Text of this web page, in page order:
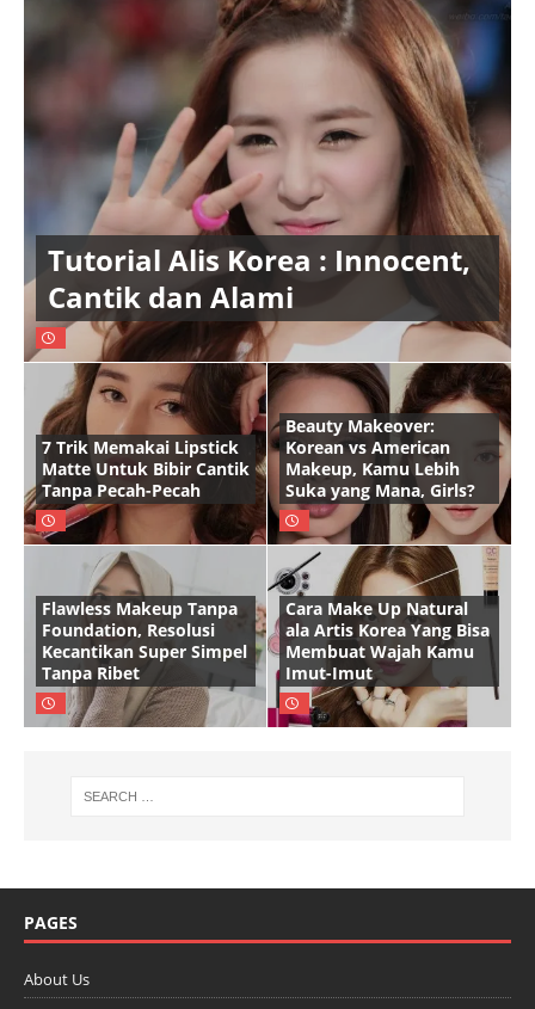
Tutorial Alis Korea : Innocent,
Cantik dan Alami
7 Trik Memakai Lipstick
Matte Untuk Bibir Cantik
Tanpa Pecah-Pecah
Beauty Makeover:
Korean vs American
Makeup, Kamu Lebih
Suka yang Mana, Girls?
Flawless Makeup Tanpa
Foundation, Resolusi
Kecantikan Super Simpel
Tanpa Ribet
Cara Make Up Natural
ala Artis Korea Yang Bisa
Membuat Wajah Kamu
Imut-Imut
PAGES
About Us